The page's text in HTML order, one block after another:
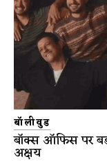
बॉलीवुड
बॉक्स ऑफिस पर
अक्षय